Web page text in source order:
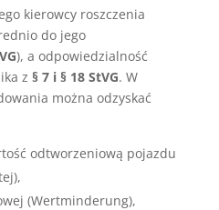
kierowcy roszczenia
do jego
), a odpowiedzialność
z § 7 i § 18 StVG. W
można odzyskać
odtworzeniową pojazdu
(Wertminderung),